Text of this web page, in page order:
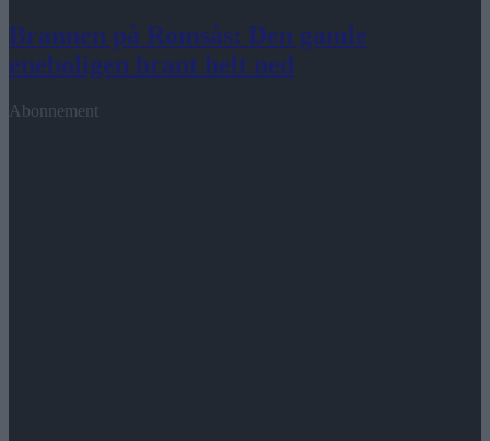
Brannen på Romsås: Den gamle
eneboligen brant helt ned
Abonnement